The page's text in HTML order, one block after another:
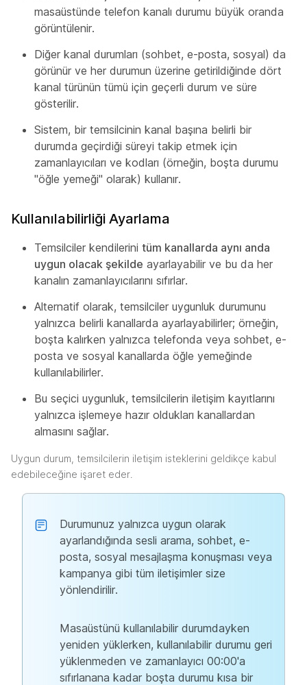
masaüstünde telefon kanalı durumu büyük oranda
görüntülenir.
Diğer kanal durumları (sohbet, e-posta, sosyal) da
görünür ve her durumun üzerine getirildiğinde dört
kanal türünün tümü için geçerli durum ve süre
gösterilir.
Sistem, bir temsilcinin kanal başına belirli bir
durumda geçirdiği süreyi takip etmek için
zamanlayıcıları ve kodları (örneğin, boşta durumu
"öğle yemeği" olarak) kullanır.
Kullanılabilirliği Ayarlama
Temsilciler kendilerini tüm kanallarda aynı anda
uygun olacak şekilde ayarlayabilir ve bu da her
kanalın zamanlayıcılarını sıfırlar.
Alternatif olarak, temsilciler uygunluk durumunu
yalnızca belirli kanallarda ayarlayabilirler; örneğin,
boşta kalırken yalnızca telefonda veya sohbet, e-
posta ve sosyal kanallarda öğle yemeğinde
kullanılabilirler.
Bu seçici uygunluk, temsilcilerin iletişim kayıtlarını
yalnızca işlemeye hazır oldukları kanallardan
almasını sağlar.
Uygun durum, temsilcilerin iletişim isteklerini geldikçe kabul
edebileceğine işaret eder.
Durumunuz yalnızca uygun olarak
ayarlandığında sesli arama, sohbet, e-
posta, sosyal mesajlaşma konuşması veya
kampanya gibi tüm iletişimler size
yönlendirilir.
Masaüstünü kullanılabilir durumdayken
yeniden yüklerken, kullanılabilir durumu geri
yüklenmeden ve zamanlayıcı 00:00'a
sıfırlanana kadar boşta durumu kısa bir